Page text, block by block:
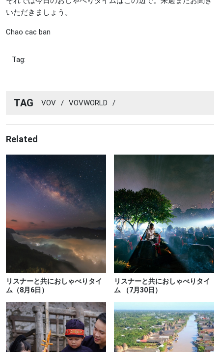
いただきましょう。
Chao cac ban
Tag:
TAG VOV / VOVWORLD /
Related
リスナーと共におしゃべりタイ
ム（8月6日）
リスナーと共におしゃべりタイ
ム （7月30日）